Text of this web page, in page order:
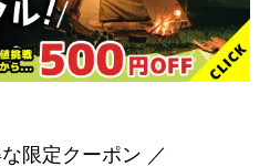
限定クーポン ／